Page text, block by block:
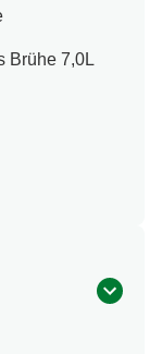
Brühe 7,0L